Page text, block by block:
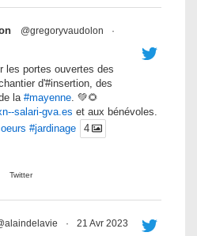
@gregoryvaudolon
·
les portes ouvertes des
d'#insertion, des
la #mayenne. 💚🌻
salari-gva.es et aux bénévoles.
#jardinage 4
Twitter
· 21 Avr 2023